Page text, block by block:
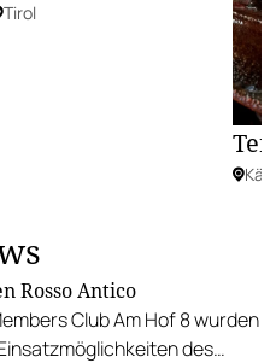
Tirol
Rosso Antico
Club Am Hof 8 wurden
des